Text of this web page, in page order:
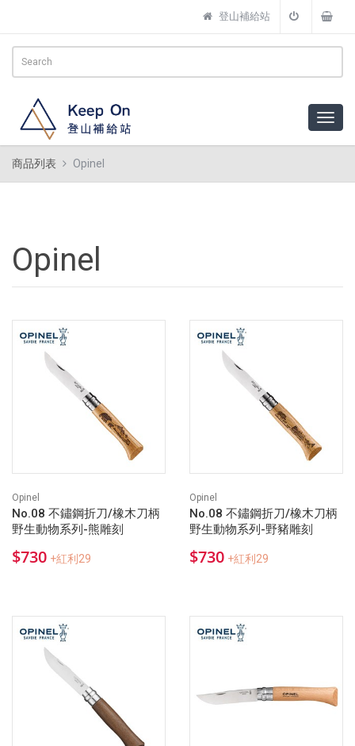
登山補給站
商品列表 Opinel
Opinel
Opinel
No.08 不鏽鋼折刀/橡木刀柄
野生動物系列-熊雕刻
$730 +紅利29
Opinel
No.08 不鏽鋼折刀/橡木刀柄
野生動物系列-野豬雕刻
$730 +紅利29